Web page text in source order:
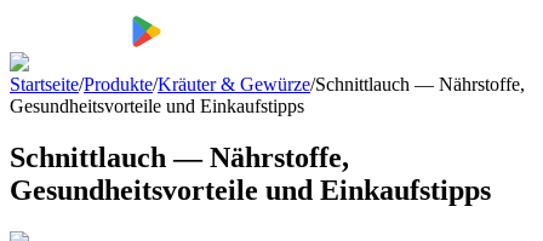
Startseite/Produkte/Kräuter & Gewürze/Schnittlauch — Nährstoffe,
Gesundheitsvorteile und Einkaufstipps
Schnittlauch — Nährstoffe,
Gesundheitsvorteile und Einkaufstipps